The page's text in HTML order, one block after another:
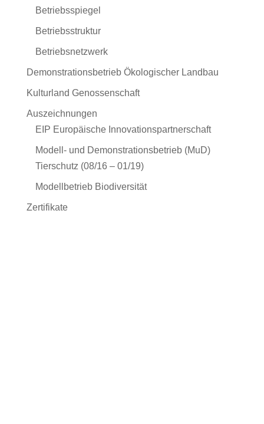
Betriebsspiegel
Betriebsstruktur
Betriebsnetzwerk
Demonstrationsbetrieb Ökologischer Landbau
Kulturland Genossenschaft
Auszeichnungen
EIP Europäische Innovationspartnerschaft
Modell- und Demonstrationsbetrieb (MuD)
Tierschutz (08/16 – 01/19)
Modellbetrieb Biodiversität
Zertifikate